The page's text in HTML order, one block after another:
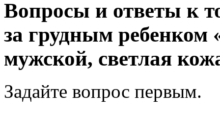
Вопросы и ответы к
за грудным ребенком
мужской, светлая
Задайте вопрос первым.